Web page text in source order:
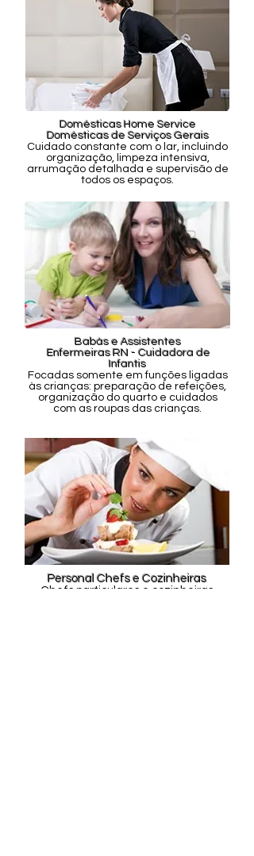
Domésticas Home Service
Domésticas de Serviços Gerais
Cuidado constante com o lar, incluindo
organização, limpeza intensiva,
arrumação detalhada e supervisão de
todos os espaços.
Babás e Assistentes
Enfermeiras RN - Cuidadora de
Infantis
Focadas somente em funções ligadas
às crianças: preparação de refeições,
organização do quarto e cuidados
com as roupas das crianças.
Personal Chefs e Cozinheiras
Chefs particulares e cozinheiras